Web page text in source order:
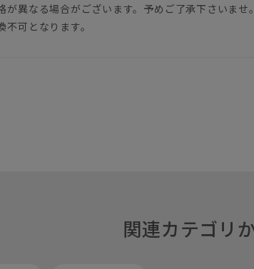
異なる場合がございます。予めご了承下さいませ。
可となります。
関連カテゴリ